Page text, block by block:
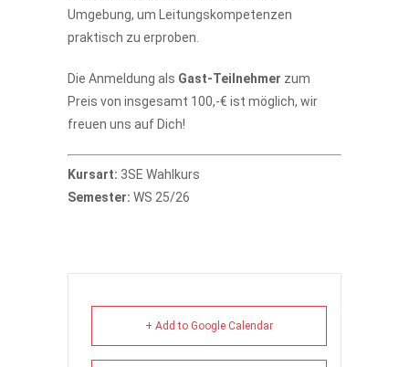
Umgebung, um Leitungskompetenzen
praktisch zu erproben.
Die Anmeldung als Gast-Teilnehmer zum
Preis von insgesamt 100,-€ ist möglich, wir
freuen uns auf Dich!
Kursart: 3SE Wahlkurs
Semester: WS 25/26
+ Add to Google Calendar